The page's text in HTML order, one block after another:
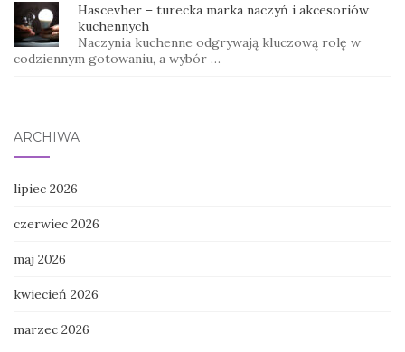
Hascevher – turecka marka naczyń i akcesoriów
kuchennych
Naczynia kuchenne odgrywają kluczową rolę w
codziennym gotowaniu, a wybór …
ARCHIWA
lipiec 2026
czerwiec 2026
maj 2026
kwiecień 2026
marzec 2026